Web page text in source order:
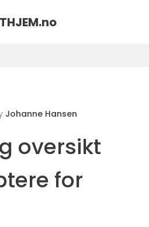
no
Johanne Hansen
oversikt
for